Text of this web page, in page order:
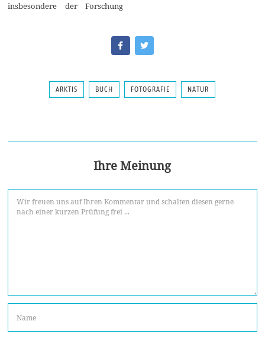
insbesondere der Forschung
ARKTIS BUCH FOTOGRAFIE NATUR
Ihre Meinung